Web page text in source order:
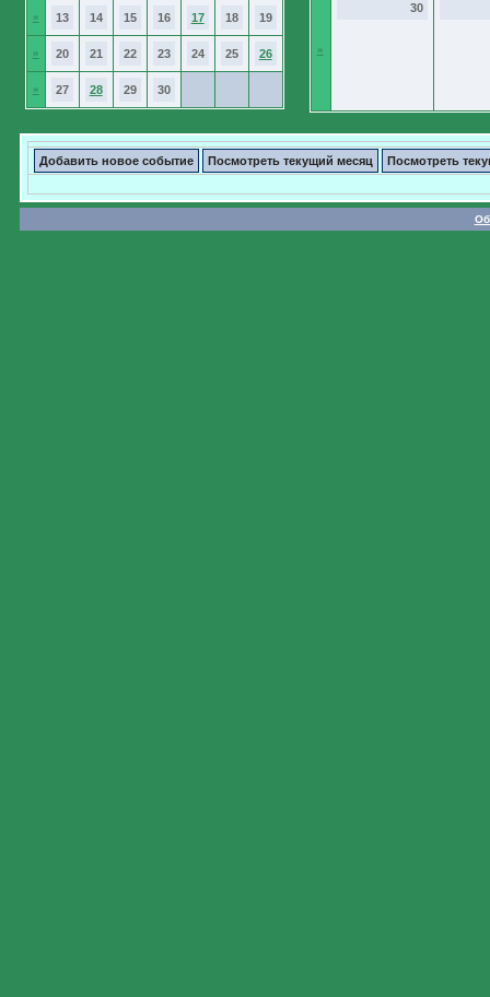
» 13 14 15 16 17 18 19
» 20 21 22 23 24 25 26
» 27 28 29 30
»
30
Добавить новое событие Посмотреть текущий месяц Посмотреть